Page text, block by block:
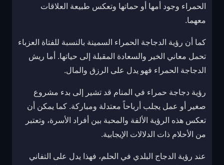
الحمراء وجود أمها أو حماتها وتعكس طبيعة العلاقات
معهما.
كما أن رؤية الدجاجة الحمراء السمينة بالنسبة للفتاة العزباء
تحمل معاني الخير والسعادة المقبلة إلى حياتها. أما ريش
الدجاجة الحمراء فهو يدل على الرزق والمال.
رؤية دجاجة حمراء في المنام قد تشير إلى بدء مشروع
صغير أو عمل يجلب أرباحاً معتدلة ومباركة. كما يمكن أن
تعكس هذه الرؤية الألفة والمحبة بين أفراد الأسرة، وتعتبر
من الأحلام ذات الدلالات الإيجابية.
عند رؤية الدجاج البلدي في الحلم، فهذا يدل على التفاني